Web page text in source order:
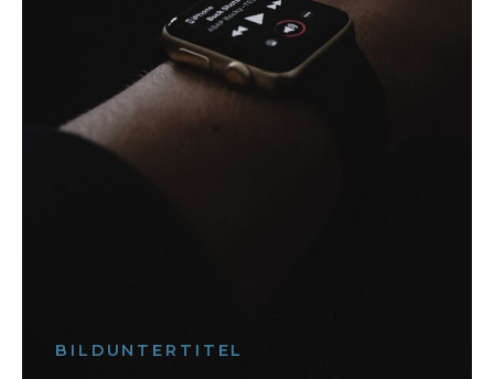
BILDUNTERTITEL